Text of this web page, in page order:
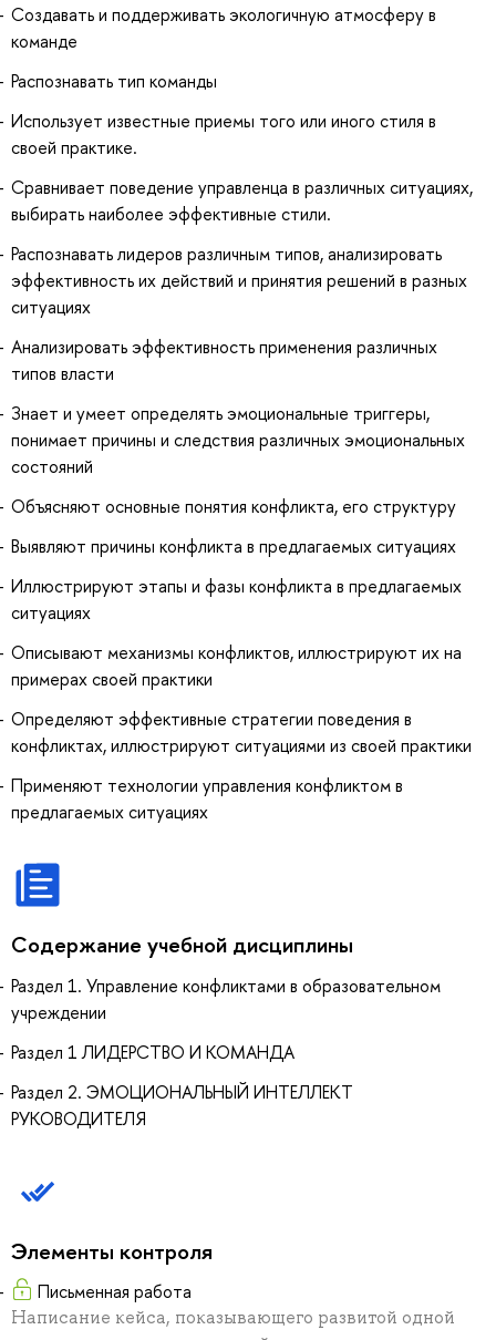
Создавать и поддерживать экологичную атмосферу в
команде
Распознавать тип команды
Использует известные приемы того или иного стиля в
своей практике.
Сравнивает поведение управленца в различных ситуациях,
выбирать наиболее эффективные стили.
Распознавать лидеров различным типов, анализировать
эффективность их действий и принятия решений в разных
ситуациях
Анализировать эффективность применения различных
типов власти
Знает и умеет определять эмоциональные триггеры,
понимает причины и следствия различных эмоциональных
состояний
Объясняют основные понятия конфликта, его структуру
Выявляют причины конфликта в предлагаемых ситуациях
Иллюстрируют этапы и фазы конфликта в предлагаемых
ситуациях
Описывают механизмы конфликтов, иллюстрируют их на
примерах своей практики
Определяют эффективные стратегии поведения в
конфликтах, иллюстрируют ситуациями из своей практики
Применяют технологии управления конфликтом в
предлагаемых ситуациях
Содержание учебной дисциплины
Раздел 1. Управление конфликтами в образовательном
учреждении
Раздел 1 ЛИДЕРСТВО И КОМАНДА
Раздел 2. ЭМОЦИОНАЛЬНЫЙ ИНТЕЛЛЕКТ
РУКОВОДИТЕЛЯ
Элементы контроля
Письменная работа
Написание кейса, показывающего развитой одной